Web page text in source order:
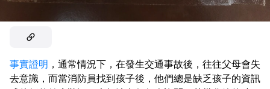
事實證明 ，通常情況下，在發生交通事故後，往往父母會失
去意識，而當消防員找到孩子後，他們總是缺乏孩子的資訊